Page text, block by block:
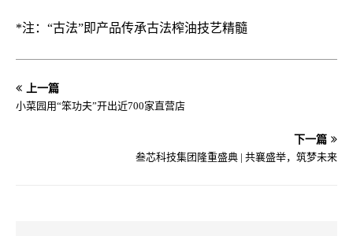
*注：“古法”即产品传承古法榨油技艺精髓
上一篇
小菜园用“笨功夫”开出近700家直营店
下一篇
叁芯科技集团隆重盛典 | 共襄盛举，筑梦未来